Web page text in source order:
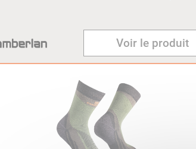
Voir le produit